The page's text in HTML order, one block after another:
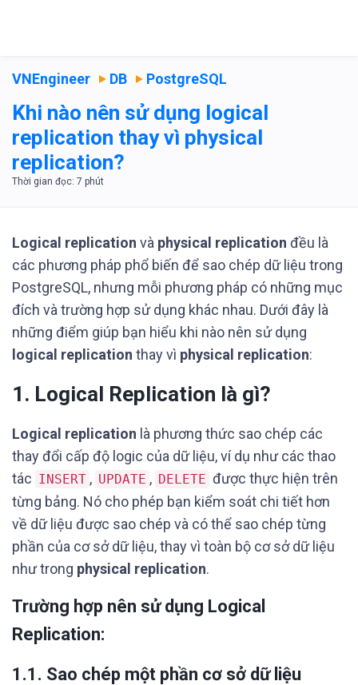
VNEngineer DB PostgreSQL
Khi nào nên sử dụng logical
replication thay vì physical
replication?
Logical replication và physical replication đều là
các phương pháp phổ biến để sao chép dữ liệu trong
PostgreSQL, nhưng mỗi phương pháp có những mục
đích và trường hợp sử dụng khác nhau. Dưới đây là
những điểm giúp bạn hiểu khi nào nên sử dụng
logical replication thay vì physical replication:
1. Logical Replication là gì?
Logical replication là phương thức sao chép các
thay đổi cấp độ logic của dữ liệu, ví dụ như các thao
tác INSERT , UPDATE , DELETE được thực hiện trên
từng bảng. Nó cho phép bạn kiểm soát chi tiết hơn
về dữ liệu được sao chép và có thể sao chép từng
phần của cơ sở dữ liệu, thay vì toàn bộ cơ sở dữ liệu
như trong physical replication.
Trường hợp nên sử dụng Logical
Replication:
1.1. Sao chép một phần cơ sở dữ liệu